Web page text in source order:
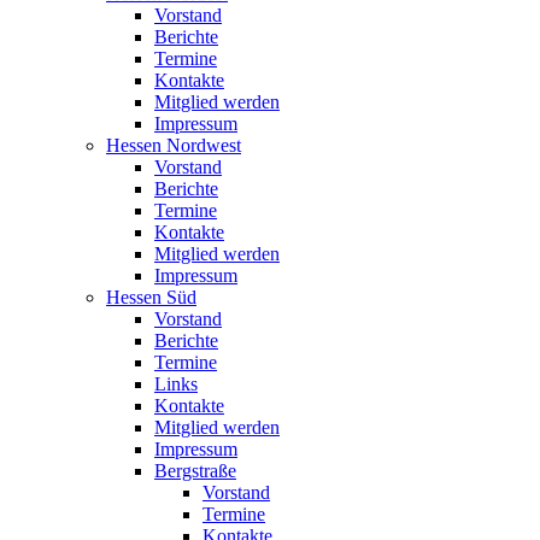
Vorstand
Berichte
Termine
Kontakte
Mitglied werden
Impressum
Hessen Nordwest
Vorstand
Berichte
Termine
Kontakte
Mitglied werden
Impressum
Hessen Süd
Vorstand
Berichte
Termine
Links
Kontakte
Mitglied werden
Impressum
Bergstraße
Vorstand
Termine
Kontakte